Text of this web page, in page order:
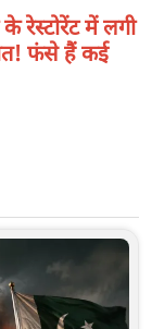
रेस्टोरेंट में लगी
फंसे हैं कई